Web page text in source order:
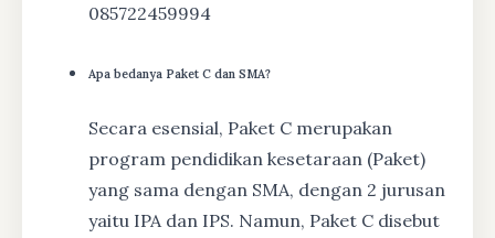
085722459994
Apa bedanya Paket C dan SMA?
Secara esensial, Paket C merupakan
program pendidikan kesetaraan (Paket)
yang sama dengan SMA, dengan 2 jurusan
yaitu IPA dan IPS. Namun, Paket C disebut